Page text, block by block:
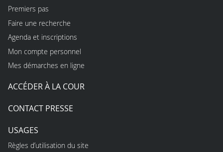
Premiers pas
Faire une recherche
Agenda et inscriptions
Mon compte personnel
Mes démarches en ligne
ACCÉDER À LA COUR
CONTACT PRESSE
USAGES
Règles d’utilisation du site